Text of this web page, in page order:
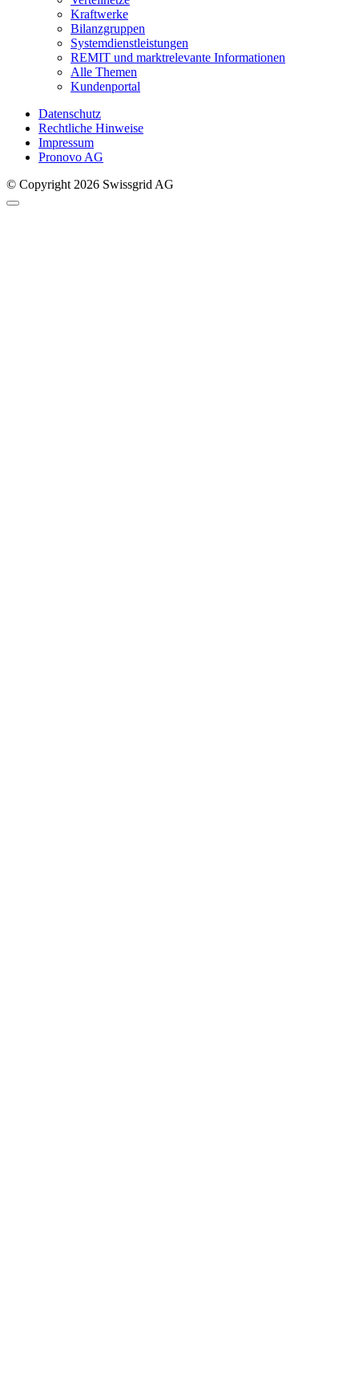
Kraftwerke
Bilanzgruppen
Systemdienstleistungen
REMIT und marktrelevante Informationen
Alle Themen
Kundenportal
Datenschutz
Rechtliche Hinweise
Impressum
Pronovo AG
© Copyright 2026 Swissgrid AG